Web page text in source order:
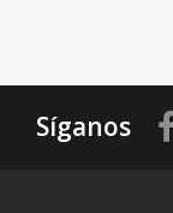
Síganos